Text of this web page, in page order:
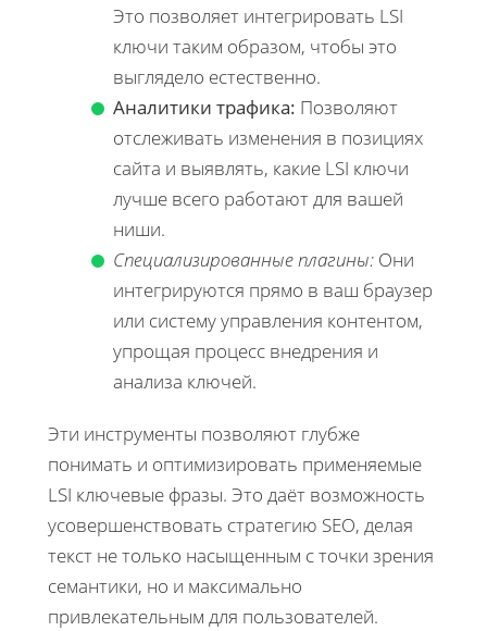
Это позволяет интегрировать LSI
ключи таким образом, чтобы это
выглядело естественно.
Аналитики трафика: Позволяют
отслеживать изменения в позициях
сайта и выявлять, какие LSI ключи
лучше всего работают для вашей
ниши.
Специализированные плагины: Они
интегрируются прямо в ваш браузер
или систему управления контентом,
упрощая процесс внедрения и
анализа ключей.
Эти инструменты позволяют глубже
понимать и оптимизировать применяемые
LSI ключевые фразы. Это даёт возможность
усовершенствовать стратегию SEO, делая
текст не только насыщенным с точки зрения
семантики, но и максимально
привлекательным для пользователей.